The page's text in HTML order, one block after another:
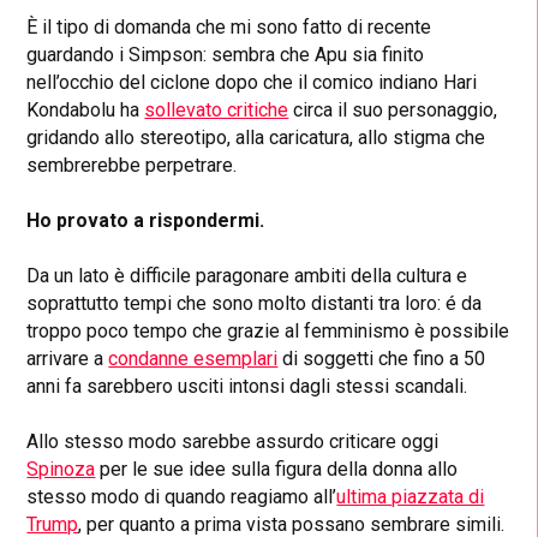
È il tipo di domanda che mi sono fatto di recente
guardando i Simpson: sembra cheApu sia finito
nell’occhio del ciclone dopo che il comico indiano Hari
Kondabolu ha sollevato critiche circa il suo personaggio,
gridando allo stereotipo, alla caricatura, allo stigma che
sembrerebbe perpetrare.
Ho provato a rispondermi.
Da un lato è difficile paragonare ambiti della cultura e
soprattutto tempi che sono molto distanti tra loro: é da
troppo poco tempo che grazie al femminismo è possibile
arrivare acondanne esemplari di soggetti che fino a 50
anni fa sarebbero usciti intonsi dagli stessi scandali.
Allo stesso modo sarebbe assurdo criticare oggi
Spinoza per le sue idee sulla figura della donna allo
stesso modo di quando reagiamo all’ultima piazzata di
Trump, per quanto a prima vista possano sembrare simili.